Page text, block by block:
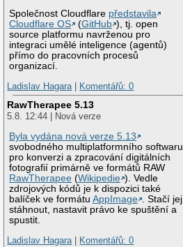
Společnost Cloudflare představila
Cloudflare OS
(GitHub ), tj. open
source platformu navrženou pro
integraci umělé inteligence (agentů)
přímo do pracovních procesů
organizací.
Ladislav Hagara| Komentářů: 0
RawTherapee 5.13
5.8. 12:44 | Nová verze
Byla vydána nová verze 5.13
svobodného multiplatformního softwaru
pro konverzi a zpracování digitálních
fotografií primárně ve formátů RAW
RawTherapee (Wikipedie ). Vedle
zdrojových kódů je k dispozici také
balíček ve formátuAppImage
. Stačí jej
stáhnout, nastavit právo ke spuštění a
spustit.
Ladislav Hagara| Komentářů: 0